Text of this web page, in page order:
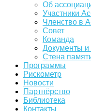
Об
Участники
Членство в
Совет
Команда
Документы и
Стена
Программы
Рискометр
Новости
Партнёрство
Библиотека
Контакты